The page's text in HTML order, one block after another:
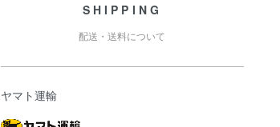
SHIPPING
配送・送料について
ヤマト運輸